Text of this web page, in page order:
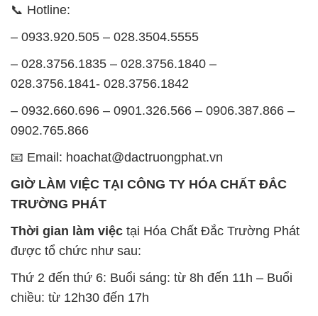
📞 Hotline:
– 0933.920.505 – 028.3504.5555
– 028.3756.1835 – 028.3756.1840 –
028.3756.1841- 028.3756.1842
– 0932.660.696 – 0901.326.566 – 0906.387.866 –
0902.765.866
📧 Email: hoachat@dactruongphat.vn
GIỜ LÀM VIỆC TẠI CÔNG TY HÓA CHẤT ĐẮC
TRƯỜNG PHÁT
Thời gian làm việc tại Hóa Chất Đắc Trường Phát
được tổ chức như sau:
Thứ 2 đến thứ 6: Buổi sáng: từ 8h đến 11h – Buổi
chiều: từ 12h30 đến 17h